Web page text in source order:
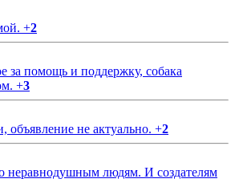
+2
за помощь и поддержку, собака
+3
объявление не актуально. +2
неравнодушным людям. И создателям